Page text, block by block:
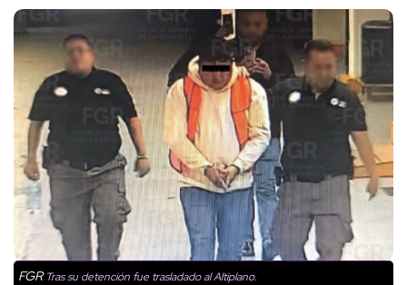
FGRTras su detención fue trasladado al Altiplano.